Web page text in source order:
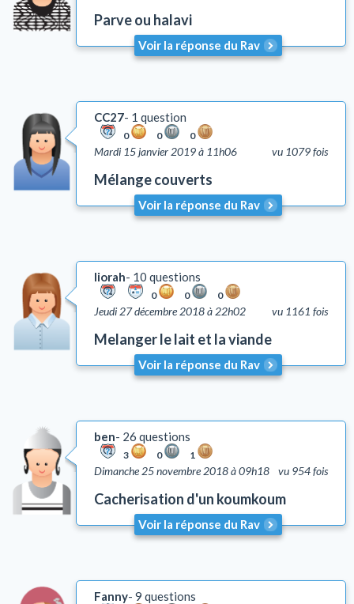
Parve ou halavi
Voir la réponse du Rav
CC27 1 question
0 0 0
vu 1079 fois
Mardi 15 janvier 2019 à 11h06
Mélange couverts
Voir la réponse du Rav
liorah 10 questions
0 0 0
vu 1161 fois
Jeudi 27 décembre 2018 à 22h02
Melanger le lait et la viande
Voir la réponse du Rav
ben 26 questions
3 0 1
vu 954 fois
Dimanche 25 novembre 2018 à 09h18
Cacherisation d'un koumkoum
Voir la réponse du Rav
Fanny 9 questions